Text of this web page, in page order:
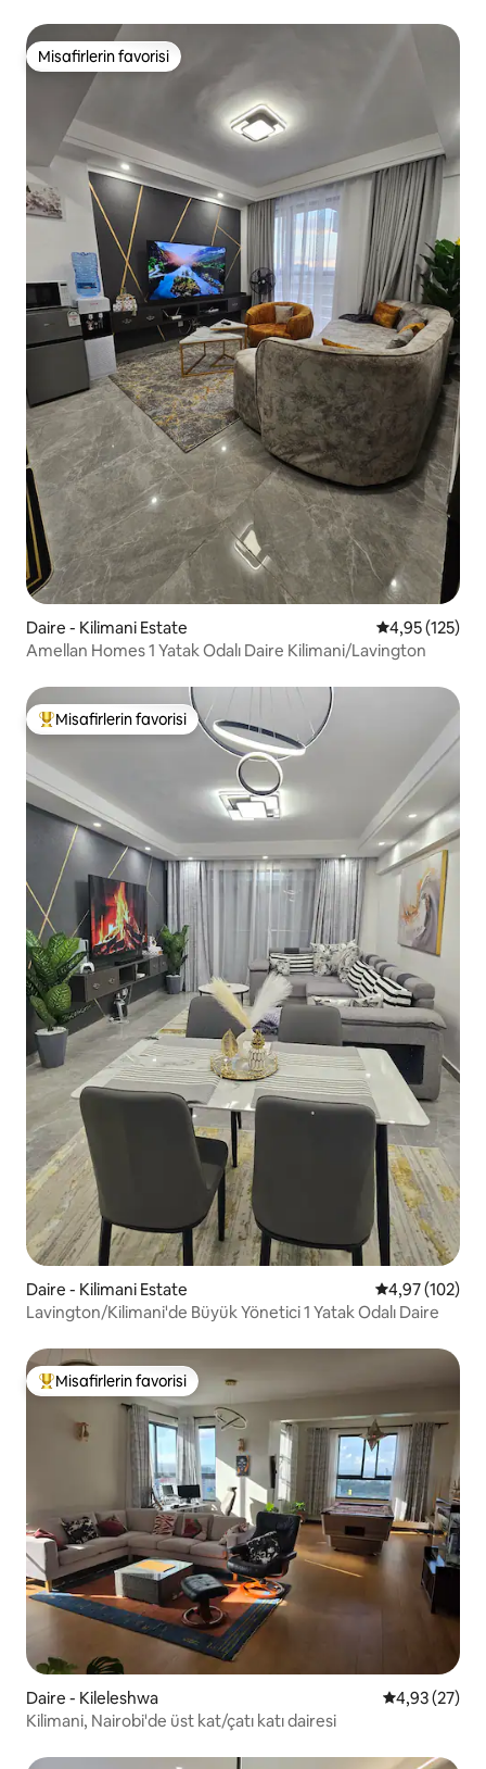
Misafirlerin favorisi
Misafirlerin favorisi
Daire - Kilimani Estate 5 üzerinden
4,95 (125)
Amellan Homes 1 Yatak Odalı Daire Kilimani/Lavington
Misafirlerin favorilerinden en beğenilenler arasında
Misafirlerin favorisi
Daire - Kilimani Estate 5 üzerinden
4,97 (102)
Lavington/Kilimani'de Büyük Yönetici 1 Yatak Odalı Daire
Misafirlerin favorilerinden en beğenilenler arasında
Misafirlerin favorisi
Daire - Kileleshwa 5 üzerinden
4,93 (27)
Kilimani, Nairobi'de üst kat/çatı katı dairesi